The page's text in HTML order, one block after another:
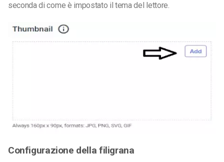
seconda di come è impostato il tema del lettore.
Configurazione della filigrana